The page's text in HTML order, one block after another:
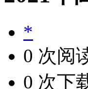
*
0 次阅
0 次下